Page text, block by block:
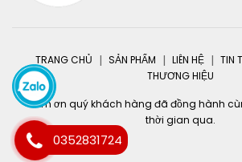
TRANG CHỦ SẢN PHẨM LIÊN HỆ TIN
THƯƠNG HIỆU
Cảm ơn quý khách hàng đã đồng hành
thời gian qua.
0352831724